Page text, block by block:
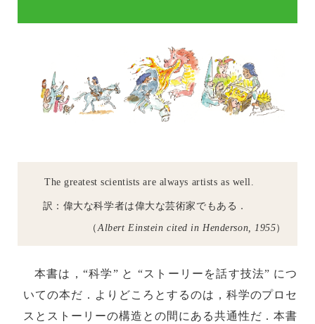
The greatest scientists are always artists as well.
訳：偉大な科学者は偉大な芸術家でもある．
（Albert Einstein cited in Henderson, 1955）
本書は，“科学” と “ストーリーを話す技法” につ
いての本だ．よりどころとするのは，科学のプロセ
スとストーリーの構造との間にある共通性だ．本書